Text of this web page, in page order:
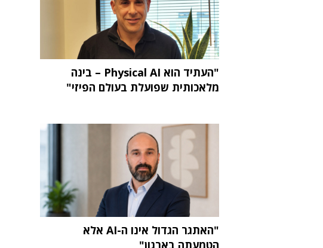
"העתיד הוא Physical AI – בינה
מלאכותית שפועלת בעולם הפיזי"
"האתגר הגדול אינו ה-AI אלא
הטמעתה בארגון"